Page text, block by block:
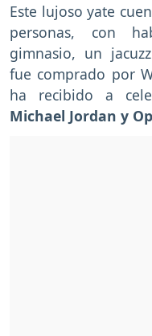
Este lujoso yate
personas, con
gimnasio, un
fue comprado por
ha recibido a
Michael Jordan y